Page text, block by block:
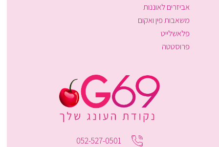
אביזרים לאוננות
משאבות פין ואקום
פלאשלייט
פרוסטטה
052-527-0501